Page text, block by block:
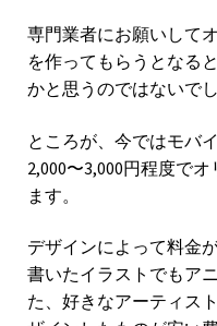
専門業者にお願いして
を作ってもらうとなる
かと思うのではないでし
ところが、今ではモバ
2,000〜3,000円程度で
ます。
デザインによって料金
書いたイラストでもア
た、好きなアーティス